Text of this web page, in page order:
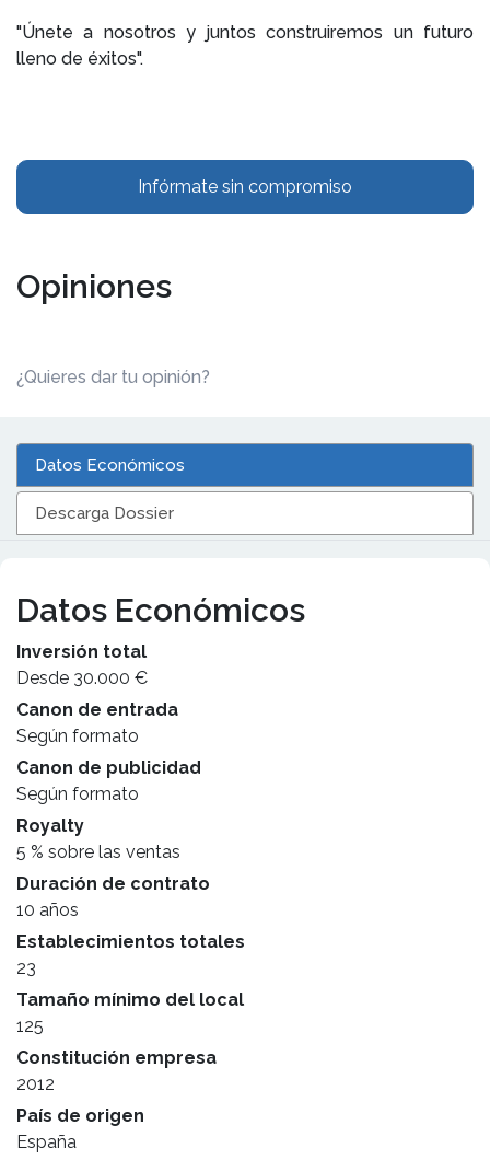
"Únete a nosotros y juntos construiremos un futuro
lleno de éxitos".
Infórmate sin compromiso
Opiniones
¿Quieres dar tu opinión?
Datos Económicos
Descarga Dossier
Datos Económicos
Inversión total
Desde 30.000 €
Canon de entrada
Según formato
Canon de publicidad
Según formato
Royalty
5 % sobre las ventas
Duración de contrato
10 años
Establecimientos totales
23
Tamaño mínimo del local
125
Constitución empresa
2012
País de origen
España